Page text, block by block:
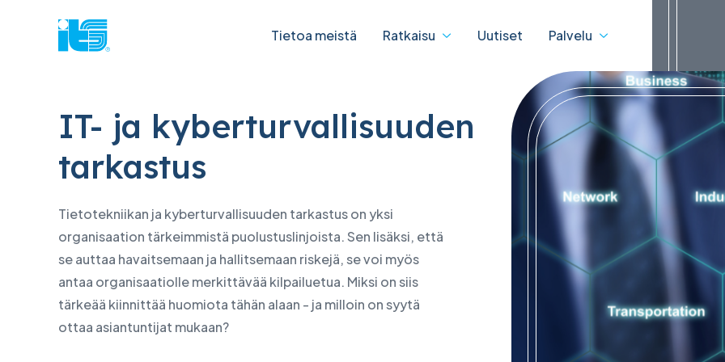
Tietoa meistä Ratkaisu
Mikä voi auttaa sinua?
Kyberturvallisuus
Kvanttiturvallinen
Post-kvantumikryptografia
IT-infrastruktuuri
Tietokeskukset
IBM:n tuotteet
Lenovo PC-tuotteet
Lenovon datakeskustuotteet
Ohjelmisto
Digitaalinen muutos
dTASK
eBDX
D-putki
Uutiset Palvelu
Lenovo
Lenovo Data Centre Service
Takuun tilan tarkistaminen
Sopimuksen tilan tarkistaminen
Takuun tilan tarkistaminen
Sopimuksen tilan tarkistaminen
Laajennetut tukiohjelmat
Oppaat
IBM
IBM Data Centre Service
IT- ja kyberturvallisuuden
tarkastus
Tietotekniikan ja kyberturvallisuuden tarkastus on yksi
organisaation tärkeimmistä puolustuslinjoista. Sen lisäksi, että
se auttaa havaitsemaan ja hallitsemaan riskejä, se voi myös
antaa organisaatiolle merkittävää kilpailuetua. Miksi on siis
tärkeää kiinnittää huomiota tähän alaan - ja milloin on syytä
ottaa asiantuntijat mukaan?